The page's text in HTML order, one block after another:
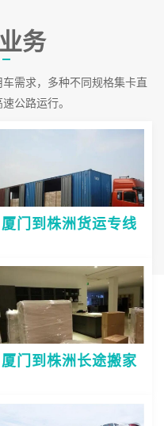
务
需求，多种不同规格集卡直
公路运行。
厦门到株洲货运专线
厦门到株洲长途搬家